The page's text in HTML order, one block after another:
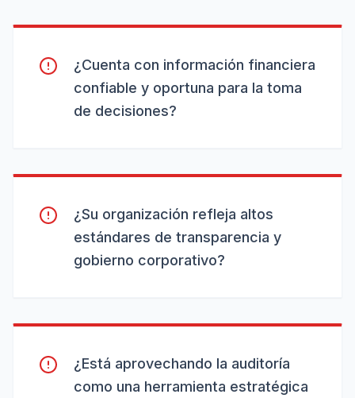
¿Cuenta con información financiera
confiable y oportuna para la toma
de decisiones?
¿Su organización refleja altos
estándares de transparencia y
gobierno corporativo?
¿Está aprovechando la auditoría
como una herramienta estratégica